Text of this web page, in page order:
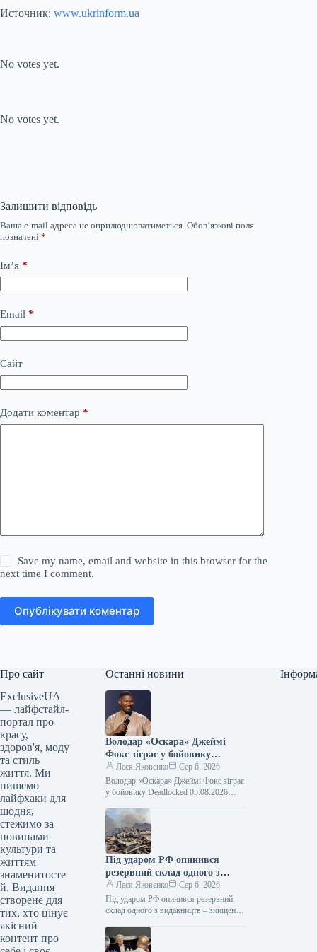
Источник: www.ukrinform.ua
No votes yet.
No votes yet.
Залишити відповідь
Ваша e-mail адреса не оприлюднюватиметься. Обов’язкові поля
позначені *
Ім’я *
Email *
Сайт
Додати коментар *
Save my name, email and website in this browser for the
next time I comment.
Опублікувати коментар
Про сайт
ExclusiveUA
— лайфстайл-
портал про
красу,
здоров'я, моду
та стиль
життя. Ми
пишемо
лайфхаки для
щодня,
стежимо за
новинами
культури та
життям
знаменитосте
й. Видання
створене для
тих, хто цінує
якісний
контент про
Останні новини
Володар «Оскара» Джеймі
Фокс зіграє у бойовику
Deadlocked
Леся Яковенко
Сер 6, 2026
Володар «Оскара» Джеймі Фокс зіграє
у бойовику Deadlocked 05.08.2026
лауреат премії «Оскар» Джеймі Фокс
зіграє головну…
Під ударом РФ опинився
резервний склад одного з
видавництв – знищені 100
тисяч книг
Леся Яковенко
Сер 6, 2026
Під ударом РФ опинився резервний
склад одного з видавництв – знищені
Укрінформ Уночі 5 серпня…